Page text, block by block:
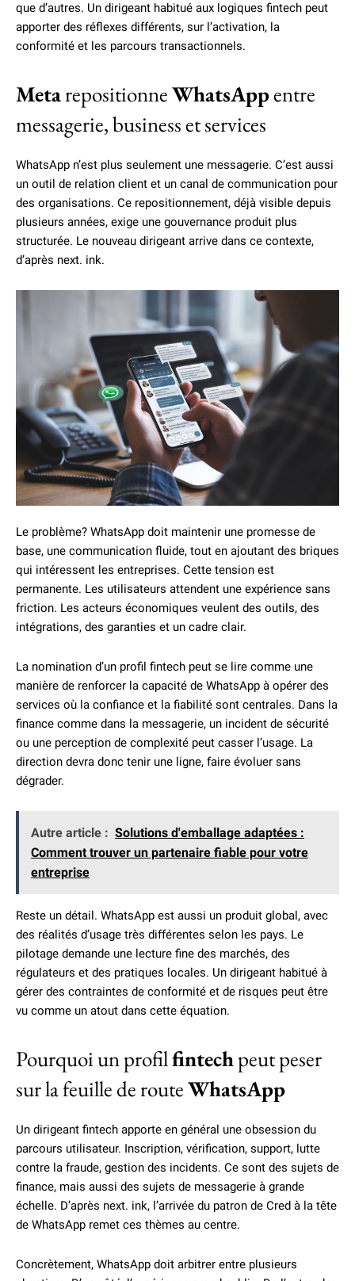
que d’autres. Un dirigeant habitué aux logiques fintech peut
apporter des réflexes différents, sur l’activation, la
conformité et les parcours transactionnels.
MetarepositionneWhatsAppentre
messagerie, business et services
WhatsApp n’est plus seulement une messagerie. C’est aussi
un outil de relation client et un canal de communication pour
des organisations. Ce repositionnement, déjà visible depuis
plusieurs années, exige une gouvernance produit plus
structurée. Le nouveau dirigeant arrive dans ce contexte,
d’après next. ink.
Le problème? WhatsApp doit maintenir une promesse de
base, une communication fluide, tout en ajoutant des briques
qui intéressent les entreprises. Cette tension est
permanente. Les utilisateurs attendent une expérience sans
friction. Les acteurs économiques veulent des outils, des
intégrations, des garanties et un cadre clair.
La nomination d’un profil fintech peut se lire comme une
manière de renforcer la capacité de WhatsApp à opérer des
services où la confiance et la fiabilité sont centrales. Dans la
finance comme dans la messagerie, un incident de sécurité
ou une perception de complexité peut casser l’usage. La
direction devra donc tenir une ligne, faire évoluer sans
dégrader.
Autre article : Solutions d'emballage adaptées :
Comment trouver un partenaire fiable pour votre
entreprise
Reste un détail. WhatsApp est aussi un produit global, avec
des réalités d’usage très différentes selon les pays. Le
pilotage demande une lecture fine des marchés, des
régulateurs et des pratiques locales. Un dirigeant habitué à
gérer des contraintes de conformité et de risques peut être
vu comme un atout dans cette équation.
Pourquoi un profilfintechpeut peser
sur la feuille de routeWhatsApp
Un dirigeant fintech apporte en général une obsession du
parcours utilisateur. Inscription, vérification, support, lutte
contre la fraude, gestion des incidents. Ce sont des sujets de
finance, mais aussi des sujets de messagerie à grande
échelle. D’après next. ink, l’arrivée du patron de Cred à la tête
de WhatsApp remet ces thèmes au centre.
Concrètement, WhatsApp doit arbitrer entre plusieurs